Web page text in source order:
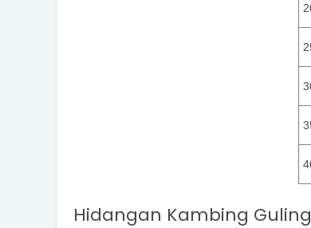
Hidangan Kambing